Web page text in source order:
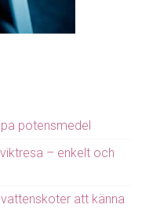
potensmedel
– enkelt och
att känna